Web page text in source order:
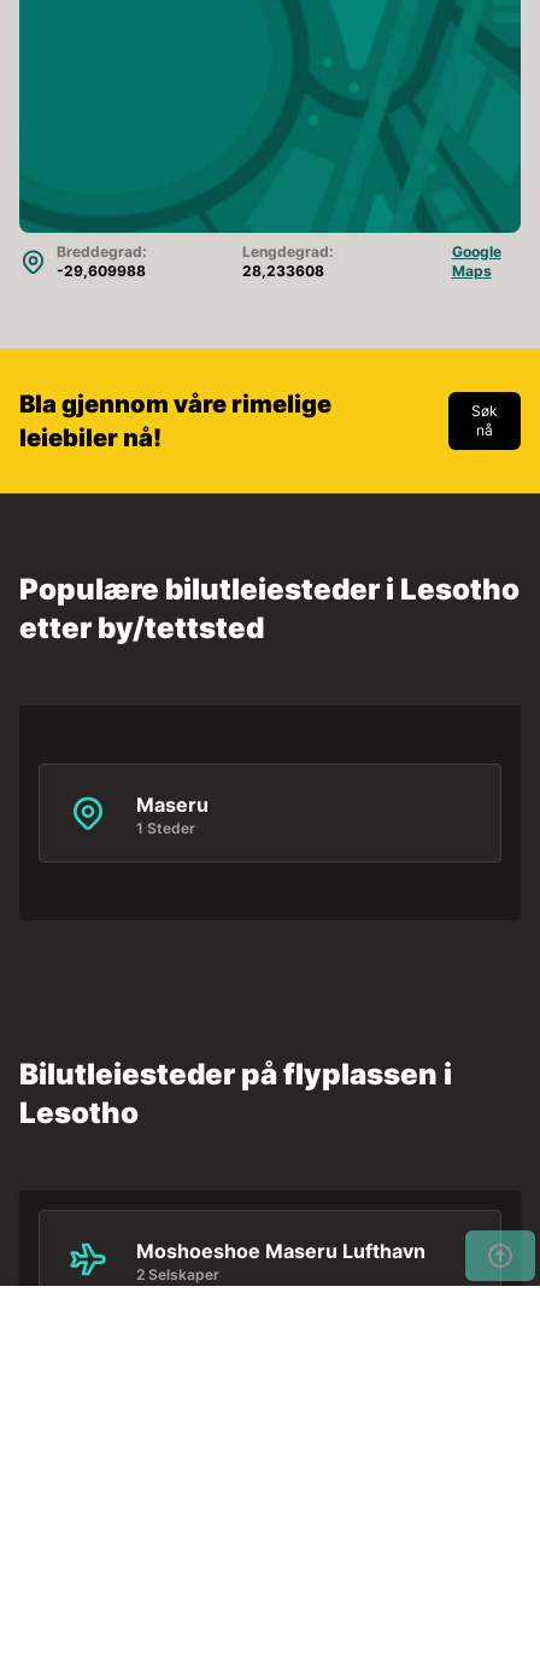
Breddegrad:
-29,609988
Lengdegrad:
28,233608
Google
Maps
Bla gjennom våre rimelige
leiebiler nå!
Søk
nå
Populære bilutleiesteder i Lesotho
etter by/tettsted
Maseru
1 Steder
Bilutleiesteder på flyplassen i
Lesotho
Moshoeshoe Maseru Lufthavn
2 Selskaper